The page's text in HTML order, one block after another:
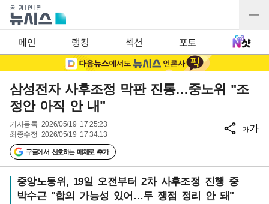
메인 랭킹 섹션 포토
삼성전자 사후조정 막판 진통…중노위 "조
정안 아직 안 내"
기사등록 2026/05/19 17:25:23
최종수정 2026/05/19 17:34:13
구글에서 선호하는 매체로 추가
가가
중앙노동위, 19일 오전부터 2차 사후조정 진행 중
박수근 "합의 가능성 있어…두 쟁점 정리 안 돼"